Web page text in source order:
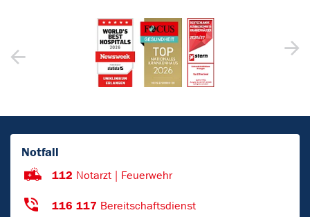
Notfall
112 Notarzt | Feuerwehr
116 117 Bereitschaftsdienst